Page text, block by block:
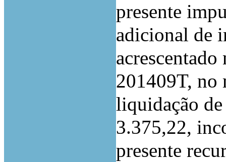
presente
adicional de
201409T, no
liquidação
3.375,22,
presente